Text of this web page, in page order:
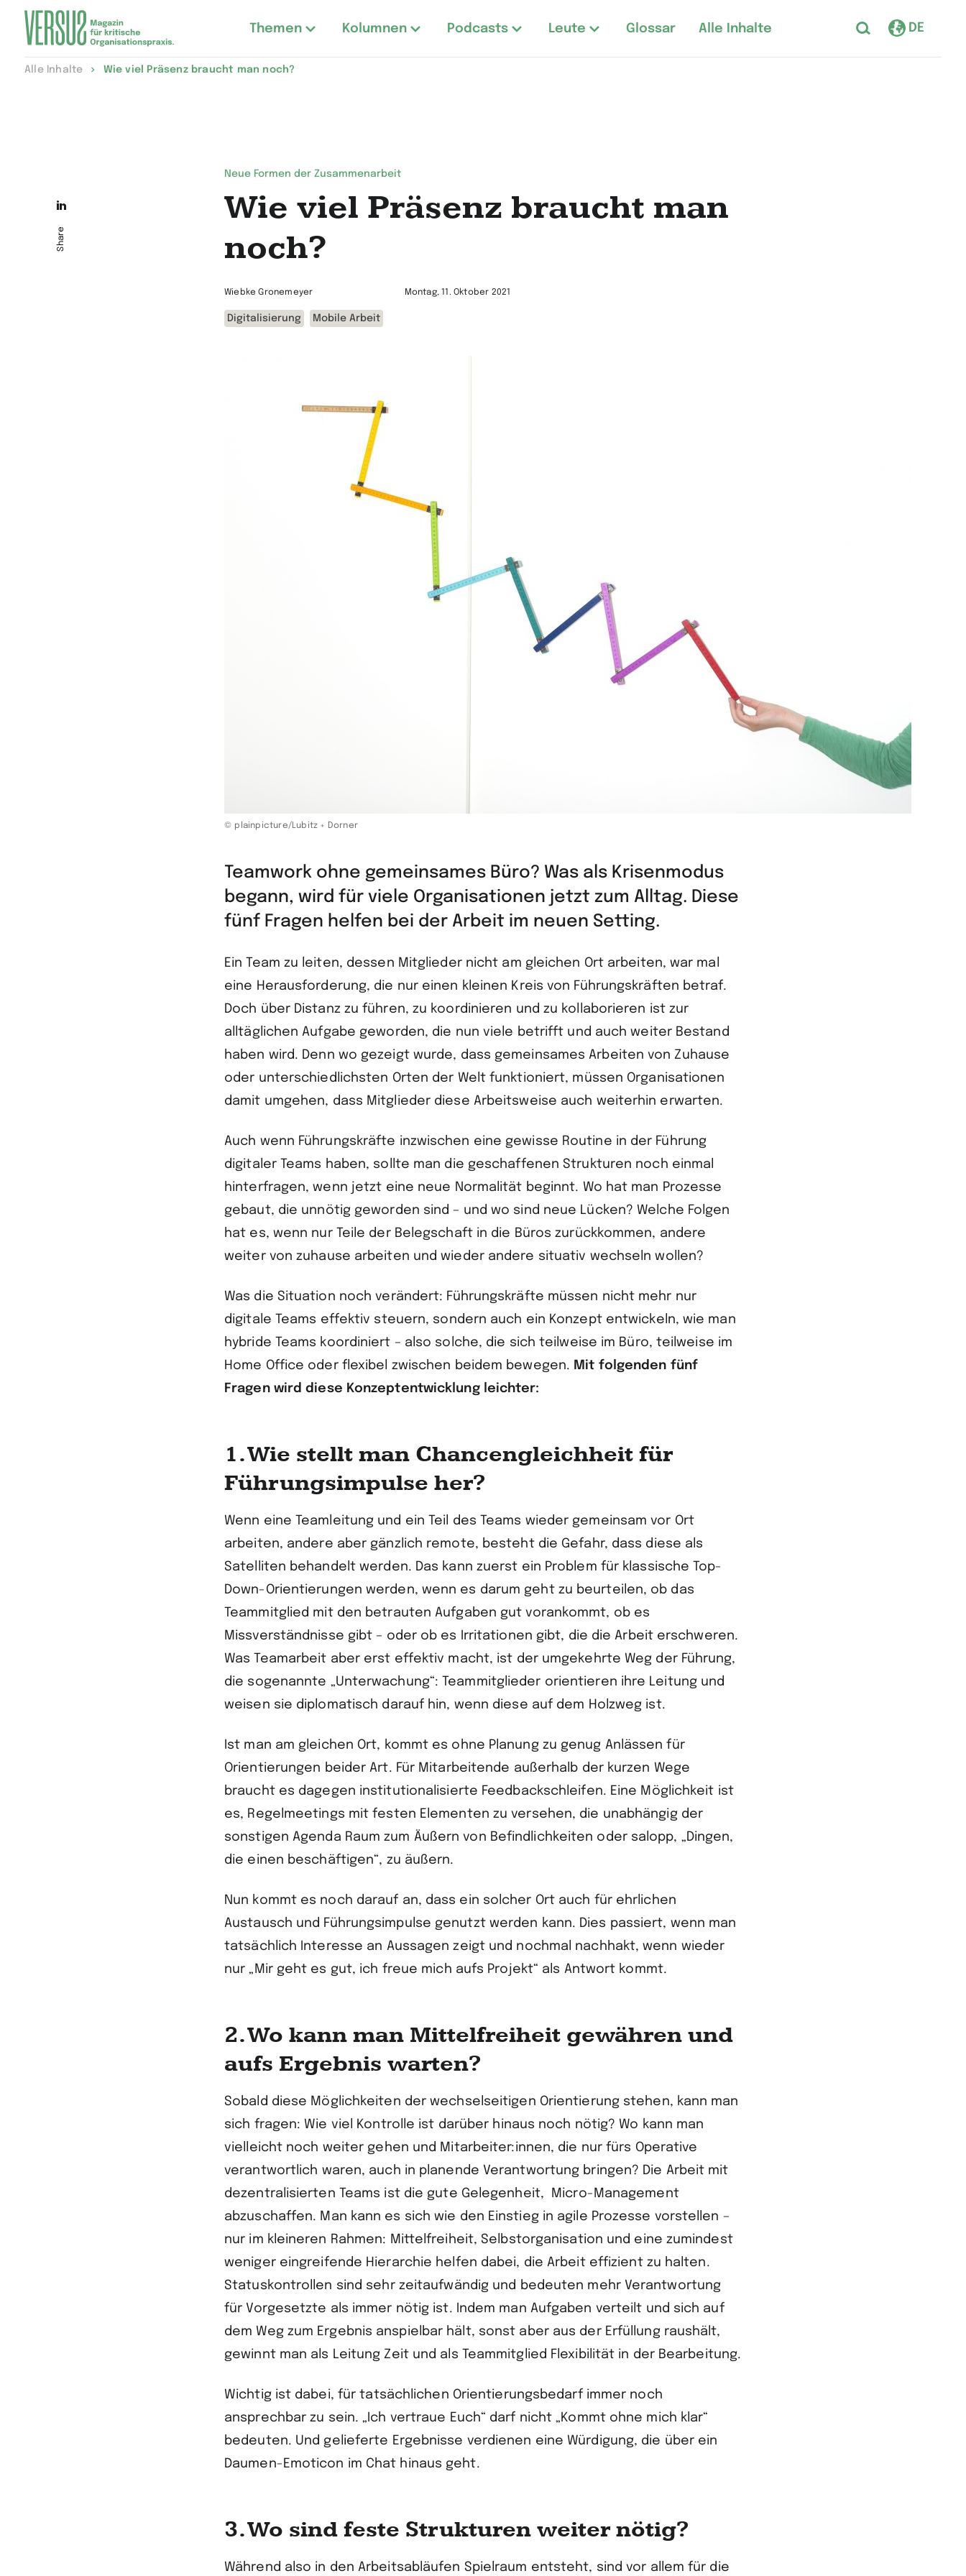
Zur
Themen Kolumnen Podcasts Leute Glossar Alle Inhalte DE
Alle Inhalte Wie viel Präsenz braucht man noch?
Neue Formen der Zusammenarbeit
Wie viel Präsenz braucht man
noch?
Wiebke Gronemeyer Montag, 11. Oktober 2021
Digitalisierung Mobile Arbeit
© plainpicture/Lubitz + Dorner
Share
Teamwork ohne gemeinsames Büro? Was als Krisenmodus
begann, wird für viele Organisationen jetzt zum Alltag. Diese
fünf Fragen helfen bei der Arbeit im neuen Setting.
Ein Team zu leiten, dessen Mitglieder nicht am gleichen Ort arbeiten, war mal
eine Herausforderung, die nur einen kleinen Kreis von Führungskräften betraf.
Doch über Distanz zu führen, zu koordinieren und zu kollaborieren ist zur
alltäglichen Aufgabe geworden, die nun viele betrifft und auch weiter Bestand
haben wird. Denn wo gezeigt wurde, dass gemeinsames Arbeiten von Zuhause
oder unterschiedlichsten Orten der Welt funktioniert, müssen Organisationen
damit umgehen, dass Mitglieder diese Arbeitsweise auch weiterhin erwarten.
Auch wenn Führungskräfte inzwischen eine gewisse Routine in der Führung
digitaler Teams haben, sollte man die geschaffenen Strukturen noch einmal
hinterfragen, wenn jetzt eine neue Normalität beginnt. Wo hat man Prozesse
gebaut, die unnötig geworden sind – und wo sind neue Lücken? Welche Folgen
hat es, wenn nur Teile der Belegschaft in die Büros zurückkommen, andere
weiter von zuhause arbeiten und wieder andere situativ wechseln wollen?
Was die Situation noch verändert: Führungskräfte müssen nicht mehr nur
digitale Teams effektiv steuern, sondern auch ein Konzept entwickeln, wie man
hybride Teams koordiniert – also solche, die sich teilweise im Büro, teilweise im
Home Office oder flexibel zwischen beidem bewegen. Mit folgenden fünf
Fragen wird diese Konzeptentwicklung leichter:
1. Wie stellt man Chancengleichheit für
Führungsimpulse her?
Wenn eine Teamleitung und ein Teil des Teams wieder gemeinsam vor Ort
arbeiten, andere aber gänzlich remote, besteht die Gefahr, dass diese als
Satelliten behandelt werden. Das kann zuerst ein Problem für klassische Top-
Down-Orientierungen werden, wenn es darum geht zu beurteilen, ob das
Teammitglied mit den betrauten Aufgaben gut vorankommt, ob es
Missverständnisse gibt – oder ob es Irritationen gibt, die die Arbeit erschweren.
Was Teamarbeit aber erst effektiv macht, ist der umgekehrte Weg der Führung,
die sogenannte „Unterwachung“: Teammitglieder orientieren ihre Leitung und
weisen sie diplomatisch darauf hin, wenn diese auf dem Holzweg ist.
Ist man am gleichen Ort, kommt es ohne Planung zu genug Anlässen für
Orientierungen beider Art. Für Mitarbeitende außerhalb der kurzen Wege
braucht es dagegen institutionalisierte Feedbackschleifen. Eine Möglichkeit ist
es, Regelmeetings mit festen Elementen zu versehen, die unabhängig der
sonstigen Agenda Raum zum Äußern von Befindlichkeiten oder salopp, „Dingen,
die einen beschäftigen“, zu äußern.
Nun kommt es noch darauf an, dass ein solcher Ort auch für ehrlichen
Austausch und Führungsimpulse genutzt werden kann. Dies passiert, wenn man
tatsächlich Interesse an Aussagen zeigt und nochmal nachhakt, wenn wieder
nur „Mir geht es gut, ich freue mich aufs Projekt“ als Antwort kommt.
2. Wo kann man Mittelfreiheit gewähren und
aufs Ergebnis warten?
Sobald diese Möglichkeiten der wechselseitigen Orientierung stehen, kann man
sich fragen: Wie viel Kontrolle ist darüber hinaus noch nötig? Wo kann man
vielleicht noch weiter gehen und Mitarbeiter:innen, die nur fürs Operative
verantwortlich waren, auch in planende Verantwortung bringen? Die Arbeit mit
dezentralisierten Teams ist die gute Gelegenheit, Micro-Management
abzuschaffen. Man kann es sich wie den Einstieg in agile Prozesse vorstellen –
nur im kleineren Rahmen: Mittelfreiheit, Selbstorganisation und eine zumindest
weniger eingreifende Hierarchie helfen dabei, die Arbeit effizient zu halten.
Statuskontrollen sind sehr zeitaufwändig und bedeuten mehr Verantwortung
für Vorgesetzte als immer nötig ist. Indem man Aufgaben verteilt und sich auf
dem Weg zum Ergebnis anspielbar hält, sonst aber aus der Erfüllung raushält,
gewinnt man als Leitung Zeit und als Teammitglied Flexibilität in der Bearbeitung.
Wichtig ist dabei, für tatsächlichen Orientierungsbedarf immer noch
ansprechbar zu sein. „Ich vertraue Euch“ darf nicht „Kommt ohne mich klar“
bedeuten. Und gelieferte Ergebnisse verdienen eine Würdigung, die über ein
Daumen-Emoticon im Chat hinaus geht.
3. Wo sind feste Strukturen weiter nötig?
Während also in den Arbeitsabläufen Spielraum entsteht, sind vor allem für die